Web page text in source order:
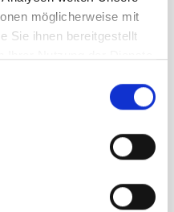
möglicherweise mit
Sie ihnen bereitgestellt